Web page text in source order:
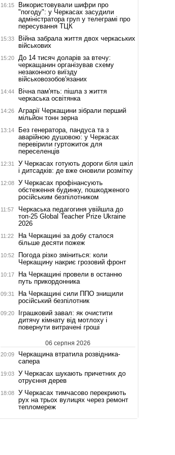
16:15
Використовували шифри про
"погоду": у Черкасах засудили
адміністратора груп у телеграмі про
пересування ТЦК
15:33
Війна забрала життя двох черкаських
військових
15:20
До 14 тисяч доларів за втечу:
черкащанин організував схему
незаконного виїзду
військовозобов'язаних
14:44
Вічна пам'ять: пішла з життя
черкаська освітянка
14:26
Аграрії Черкащини зібрали перший
мільйон тонн зерна
13:14
Без генератора, пандуса та з
аварійною душовою: у Черкасах
перевірили гуртожиток для
переселенців
12:31
У Черкасах готують дороги біля шкіл
і дитсадків: де вже оновили розмітку
12:08
У Черкасах профінансують
обстеження будинку, пошкодженого
російським безпілотником
11:57
Черкаська педагогиня увійшла до
топ-25 Global Teacher Prize Ukraine
2026
11:22
На Черкащині за добу сталося
більше десяти пожеж
10:52
Погода різко зміниться: коли
Черкащину накриє грозовий фронт
10:17
На Черкащині провели в останню
путь прикордонника
09:31
На Черкащині сили ППО знищили
російський безпілотник
09:20
Іграшковий завал: як очистити
дитячу кімнату від мотлоху і
повернути витрачені гроші
06 серпня 2026
20:09
Черкащина втратила розвідника-
сапера
19:03
У Черкасах шукають причетних до
отруєння дерев
18:08
У Черкасах тимчасово перекриють
рух на трьох вулицях через ремонт
тепломереж